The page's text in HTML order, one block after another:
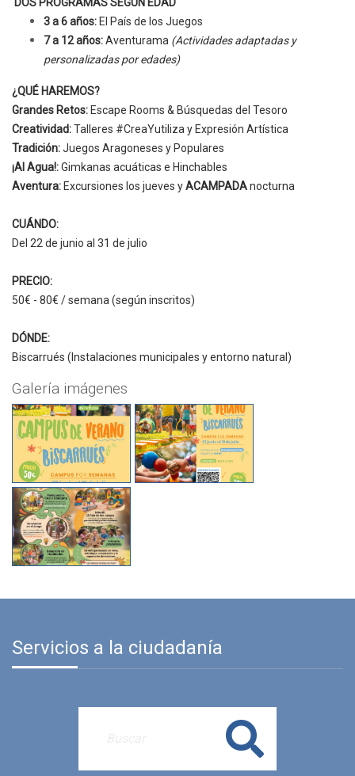
DOS PROGRAMAS SEGÚN EDAD
3 a 6 años: El País de los Juegos
7 a 12 años:Aventurama (Actividades adaptadas y
personalizadas por edades)
¿QUÉ HAREMOS?
Grandes Retos: Escape Rooms & Búsquedas del Tesoro
Creatividad:Talleres #CreaYutiliza y Expresión Artística
Tradición:Juegos Aragoneses y Populares
¡Al Agua!:Gimkanas acuáticas e Hinchables
Aventura: Excursiones los jueves yACAMPADAnocturna
CUÁNDO:
Del 22 de junio al 31 de julio
PRECIO:
50€ - 80€ / semana (según inscritos)
DÓNDE:
Biscarrués (Instalaciones municipales y entorno natural)
Galería imágenes
Servicios a la ciudadanía
Buscar